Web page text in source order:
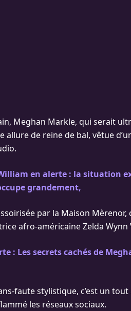
Meghan Markle, qui serait
allure de reine de bal, vêtue
en alerte : la situation
grandement,
par la Maison
afro-américaine Zelda Wynn
: Les secrets cachés de
faute stylistique, c’est un
les réseaux sociaux.